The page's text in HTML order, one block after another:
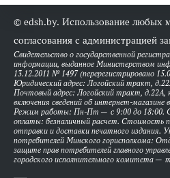
© edsh.by. Использование любых
согласования с администрацией
Свидетельство о государственной
информации, выданное Министерством
13.12.2011 № 1497 (перерегистрировано
Юридический адрес: Логойский тракт,
Почтовый адрес: Логойский тракт, д.22А,
включения сведений об интернет-магазине
Режим работы: Пн-Пт — с 9:00 до 18:00.
оплаты: безналичный расчет. Стоимость
отправки и доставки печатного издания.
потребителей Минского горисполкома:
защите прав потребителей главного
городского исполнительного комитета —